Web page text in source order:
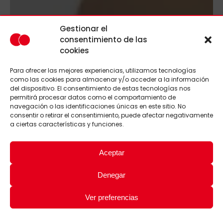
Gestionar el
consentimiento de las
cookies
Para ofrecer las mejores experiencias, utilizamos tecnologías
como las cookies para almacenar y/o acceder a la información
del dispositivo. El consentimiento de estas tecnologías nos
permitirá procesar datos como el comportamiento de
navegación o las identificaciones únicas en este sitio. No
consentir o retirar el consentimiento, puede afectar negativamente
a ciertas características y funciones.
Aceptar
Denegar
Ver preferencias